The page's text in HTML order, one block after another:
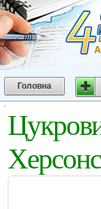
Головна